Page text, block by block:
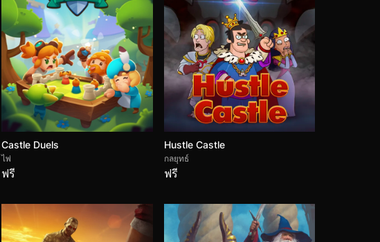
Castle Duels
ไพ่
ฟรี
Hustle Castle
กลยุทธ์
ฟรี